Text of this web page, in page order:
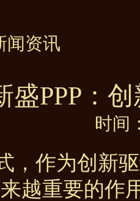
闻资讯
盛PPP：
时间
，作为创新
越重要的作